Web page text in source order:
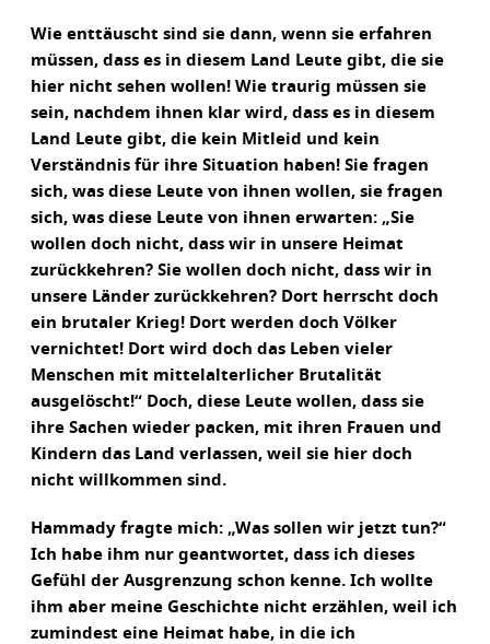
Wie enttäuscht sind sie dann, wenn sie erfahren
müssen, dass es in diesem Land Leute gibt, die sie
hier nicht sehen wollen! Wie traurig müssen sie
sein, nachdem ihnen klar wird, dass es in diesem
Land Leute gibt, die kein Mitleid und kein
Verständnis für ihre Situation haben! Sie fragen
sich, was diese Leute von ihnen wollen, sie fragen
sich, was diese Leute von ihnen erwarten: „Sie
wollen doch nicht, dass wir in unsere Heimat
zurückkehren? Sie wollen doch nicht, dass wir in
unsere Länder zurückkehren? Dort herrscht doch
ein brutaler Krieg! Dort werden doch Völker
vernichtet! Dort wird doch das Leben vieler
Menschen mit mittelalterlicher Brutalität
ausgelöscht!“ Doch, diese Leute wollen, dass sie
ihre Sachen wieder packen, mit ihren Frauen und
Kindern das Land verlassen, weil sie hier doch
nicht willkommen sind.
Hammady fragte mich: „Was sollen wir jetzt tun?“
Ich habe ihm nur geantwortet, dass ich dieses
Gefühl der Ausgrenzung schon kenne. Ich wollte
ihm aber meine Geschichte nicht erzählen, weil ich
zumindest eine Heimat habe, in die ich